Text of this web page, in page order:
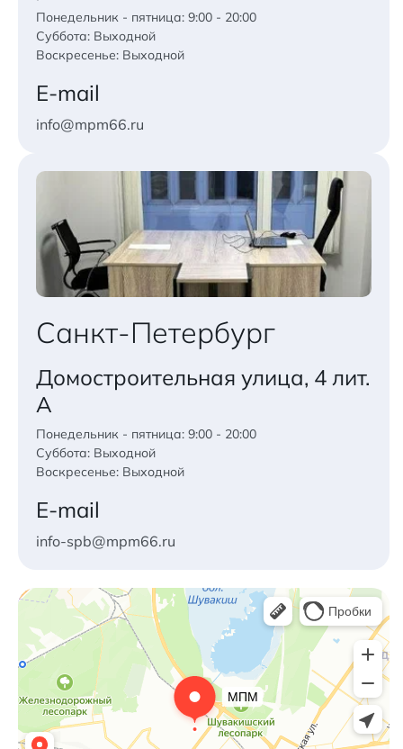
Понедельник - пятница: 9:00 - 20:00
Суббота: Выходной
Воскресенье: Выходной
E-mail
info@mpm66.ru
Санкт-Петербург
Домостроительная улица, 4 лит.
А
Понедельник - пятница: 9:00 - 20:00
Суббота: Выходной
Воскресенье: Выходной
E-mail
info-spb@mpm66.ru